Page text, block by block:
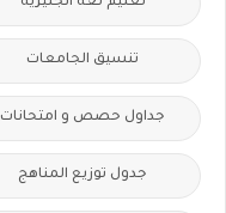
تنسيق الجامعات
جداول حصص و امتحانات
جدول توزيع المناهج